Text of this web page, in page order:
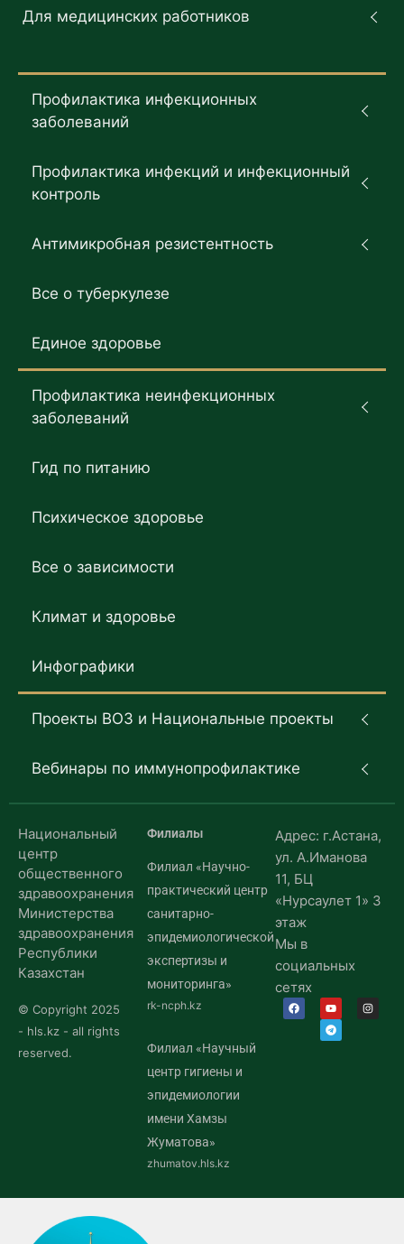
Для медицинских работников
Профилактика инфекционных
заболеваний
Профилактика инфекций и инфекционный
контроль
Антимикробная резистентность
Все о туберкулезе
Единое здоровье
Профилактика неинфекционных
заболеваний
Гид по питанию
Психическое здоровье
Все о зависимости
Климат и здоровье
Инфографики
Проекты ВОЗ и Национальные проекты
Вебинары по иммунопрофилактике
Национальный
центр
общественного
здравоохранения
Министерства
здравоохранения
Республики
Казахстан
© Copyright 2025
- hls.kz - all rights
reserved.
Филиалы
Филиал «Научно-
практический центр
санитарно-
эпидемиологической
экспертизы и
мониторинга»
rk-ncph.kz
Филиал «Научный
центр гигиены и
эпидемиологии
имени Хамзы
Жуматова»
zhumatov.hls.kz
Адрес: г.Астана,
ул. А.Иманова
11, БЦ
«Нурсаулет 1» 3
этаж
Мы в
социальных
сетях